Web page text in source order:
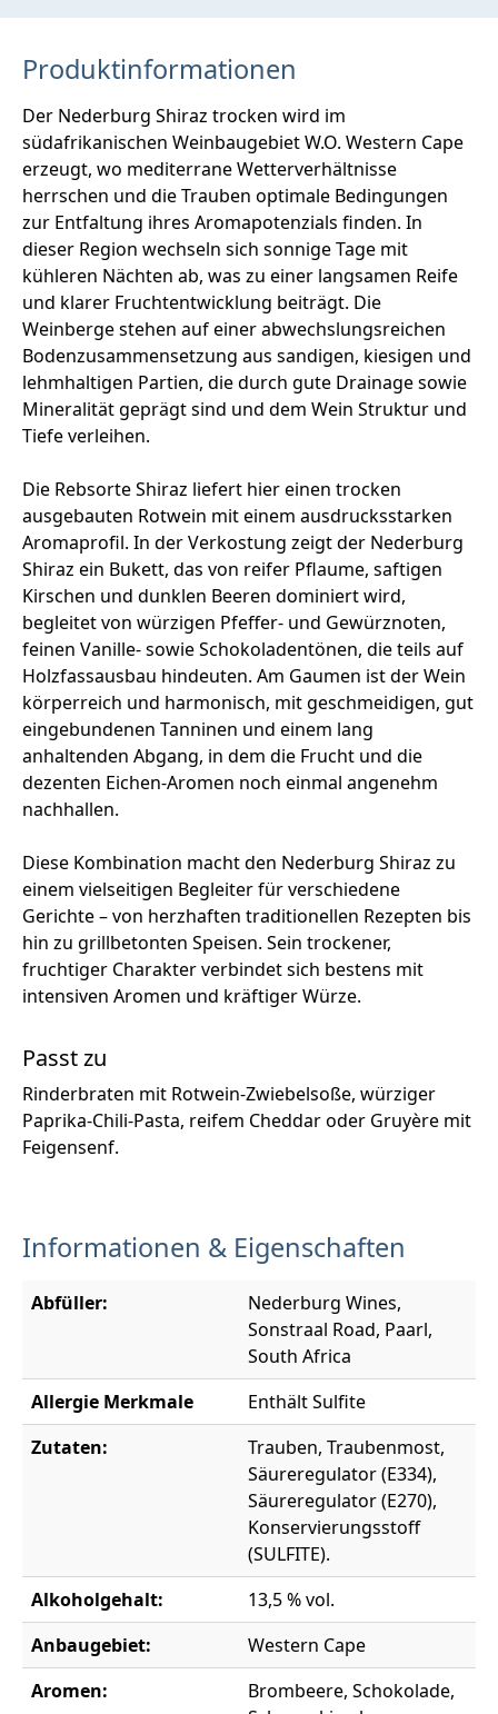
Produktinformationen
Der Nederburg Shiraz trocken wird im
südafrikanischen Weinbaugebiet W.O. Western Cape
erzeugt, wo mediterrane Wetterverhältnisse
herrschen und die Trauben optimale Bedingungen
zur Entfaltung ihres Aromapotenzials finden. In
dieser Region wechseln sich sonnige Tage mit
kühleren Nächten ab, was zu einer langsamen Reife
und klarer Fruchtentwicklung beiträgt. Die
Weinberge stehen auf einer abwechslungsreichen
Bodenzusammensetzung aus sandigen, kiesigen und
lehmhaltigen Partien, die durch gute Drainage sowie
Mineralität geprägt sind und dem Wein Struktur und
Tiefe verleihen.
Die Rebsorte Shiraz liefert hier einen trocken
ausgebauten Rotwein mit einem ausdrucksstarken
Aromaprofil. In der Verkostung zeigt der Nederburg
Shiraz ein Bukett, das von reifer Pflaume, saftigen
Kirschen und dunklen Beeren dominiert wird,
begleitet von würzigen Pfeffer‑ und Gewürznoten,
feinen Vanille‑ sowie Schokoladentönen, die teils auf
Holzfassausbau hindeuten. Am Gaumen ist der Wein
körperreich und harmonisch, mit geschmeidigen, gut
eingebundenen Tanninen und einem lang
anhaltenden Abgang, in dem die Frucht und die
dezenten Eichen‑Aromen noch einmal angenehm
nachhallen.
Diese Kombination macht den Nederburg Shiraz zu
einem vielseitigen Begleiter für verschiedene
Gerichte – von herzhaften traditionellen Rezepten bis
hin zu grillbetonten Speisen. Sein trockener,
fruchtiger Charakter verbindet sich bestens mit
intensiven Aromen und kräftiger Würze.
Passt zu
Rinderbraten mit Rotwein‑Zwiebelsoße, würziger
Paprika‑Chili‑Pasta, reifem Cheddar oder Gruyère mit
Feigensenf.
Informationen & Eigenschaften
Abfüller:
Nederburg Wines,
Sonstraal Road, Paarl,
South Africa
Allergie Merkmale
Enthält Sulfite
Zutaten:
Trauben, Traubenmost,
Säureregulator (E334),
Säureregulator (E270),
Konservierungsstoff
(SULFITE).
Alkoholgehalt:
13,5 % vol.
Anbaugebiet:
Western Cape
Aromen:
Brombeere, Schokolade,